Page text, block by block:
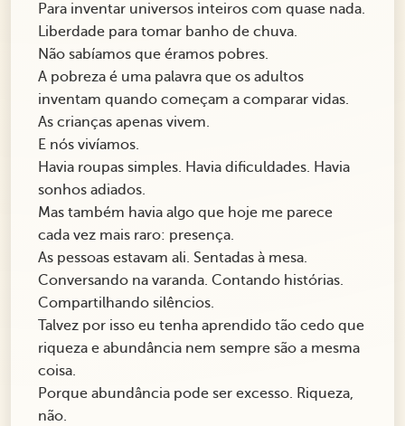
Para inventar universos inteiros com quase nada.
Liberdade para tomar banho de chuva.
Não sabíamos que éramos pobres.
A pobreza é uma palavra que os adultos
inventam quando começam a comparar vidas.
As crianças apenas vivem.
E nós vivíamos.
Havia roupas simples. Havia dificuldades. Havia
sonhos adiados.
Mas também havia algo que hoje me parece
cada vez mais raro: presença.
As pessoas estavam ali. Sentadas à mesa.
Conversando na varanda. Contando histórias.
Compartilhando silêncios.
Talvez por isso eu tenha aprendido tão cedo que
riqueza e abundância nem sempre são a mesma
coisa.
Porque abundância pode ser excesso. Riqueza,
não.